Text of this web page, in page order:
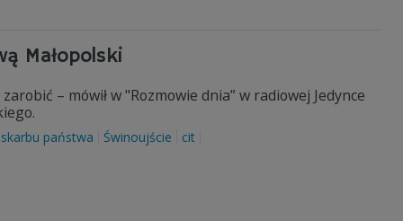
Małopolski
– mówił w "Rozmowie dnia” w radiowej Jedynce
państwa Świnoujście cit